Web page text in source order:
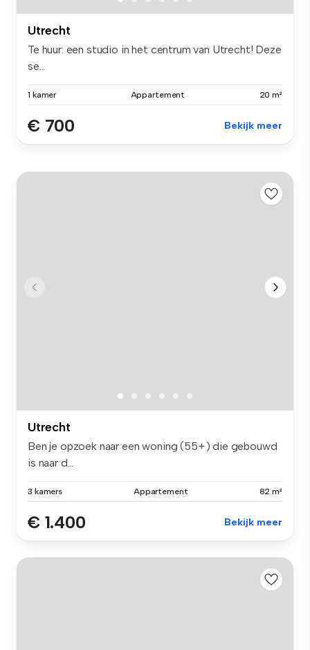
Utrecht
Te huur: een studio in het centrum van Utrecht! Deze
se...
1 kamer Appartement 20 m²
€ 700 Bekijk meer
Utrecht
Ben je opzoek naar een woning (55+) die gebouwd
is naar d...
3 kamers Appartement 82 m²
€ 1.400 Bekijk meer